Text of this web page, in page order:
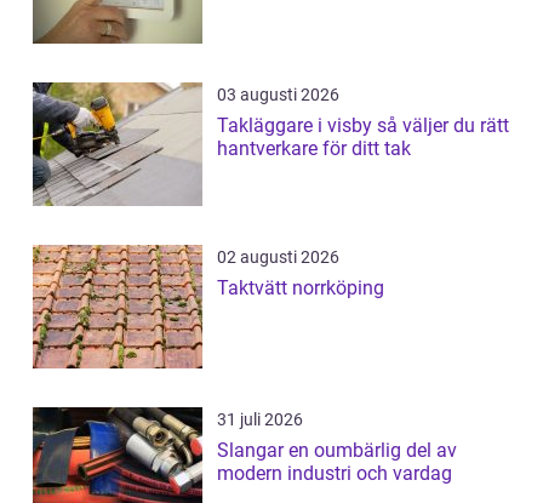
03 augusti 2026
Takläggare i visby så väljer du rätt
hantverkare för ditt tak
02 augusti 2026
Taktvätt norrköping
31 juli 2026
Slangar en oumbärlig del av
modern industri och vardag